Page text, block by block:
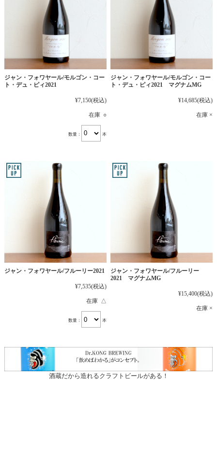
ジャン・フォワヤール/モルゴン・コー
ト・デュ・ピィ2021
¥7,150(税込)
在庫 ○
数量： 本
ジャン・フォワヤール/モルゴン・コー
ト・デュ・ピィ2021 マグナムMG
¥14,685(税込)
在庫 ×
ジャン・フォワヤール/フルーリー2021
¥7,535(税込)
在庫 △
数量： 本
ジャン・フォワヤール/フルーリー
2021 マグナムMG
¥15,400(税込)
在庫 ×
酒蔵だから造れるクラフトビールがある！